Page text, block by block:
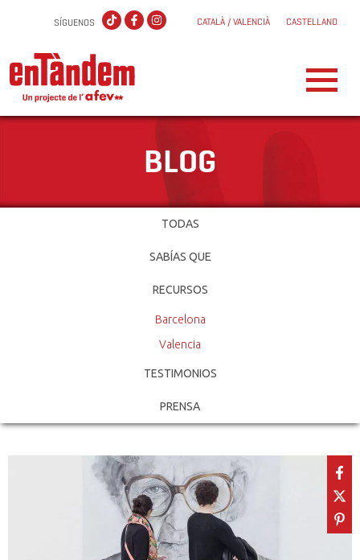
CATALÀ / VALENCIÀ CASTELLANO
SÍGUENOS
BLOG
TODAS
SABÍAS QUE
RECURSOS
Barcelona
Valencia
TESTIMONIOS
PRENSA